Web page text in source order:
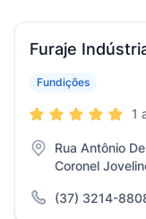
Furaje
Fundições
1
Rua Antônio
Coronel
(37) 3214-